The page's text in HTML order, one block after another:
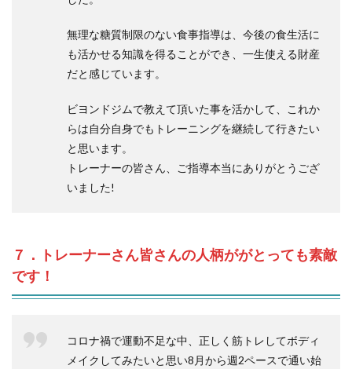
無理な糖質制限のない食事指導は、今後の食生活に
も活かせる知識を得ることができ、一生使える財産
だと感じています。
ビヨンドジムで教えて頂いた事を活かして、これか
らは自分自身でもトレーニングを継続して行きたい
と思います。
トレーナーの皆さん、ご指導本当にありがとうござ
いました!
７．トレーナーさん皆さんの人柄ががとっても素敵
です！
コロナ禍で運動不足な中、正しく筋トレしてボディ
メイクしてみたいと思い8月から週2ペースで通い始